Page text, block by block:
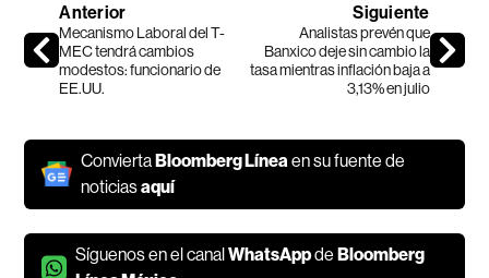
Anterior
Mecanismo Laboral del T-
MEC tendrá cambios
modestos: funcionario de
EE.UU.
Siguiente
Analistas prevén que
Banxico deje sin cambio la
tasa mientras inflación baja a
3,13% en julio
ConviertaBloomberg Línea en su fuente de
noticiasaquí
Síguenos en el canalWhatsAppdeBloomberg